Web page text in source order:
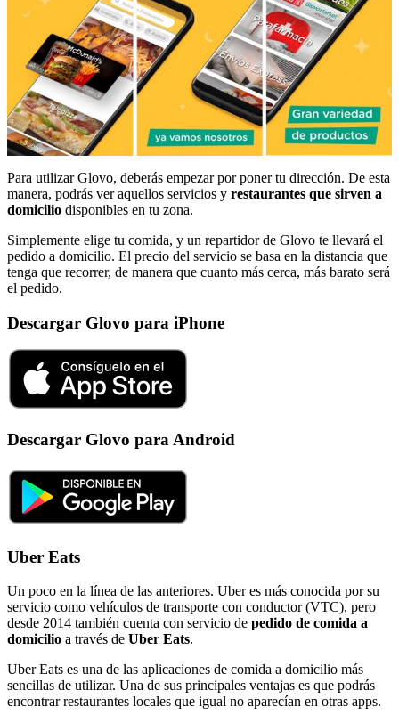
Para utilizar Glovo, deberás empezar por poner tu dirección. De esta
manera, podrás ver aquellos servicios y restaurantes que sirven a
domicilio disponibles en tu zona.
Simplemente elige tu comida, y un repartidor de Glovo te llevará el
pedido a domicilio. El precio del servicio se basa en la distancia que
tenga que recorrer, de manera que cuanto más cerca, más barato será
el pedido.
Descargar Glovo para iPhone
Descargar Glovo para Android
Uber Eats
Un poco en la línea de las anteriores. Uber es más conocida por su
servicio como vehículos de transporte con conductor (VTC), pero
desde 2014 también cuenta con servicio de pedido de comida a
domicilio a través de Uber Eats.
Uber Eats es una de las aplicaciones de comida a domicilio más
sencillas de utilizar. Una de sus principales ventajas es que podrás
encontrar restaurantes locales que igual no aparecían en otras apps.